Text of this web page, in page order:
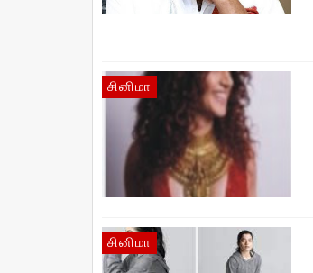
சினிமா
சினிமா